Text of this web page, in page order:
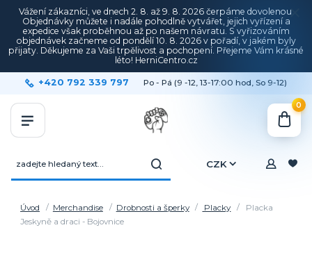
Vážení zákazníci, ve dnech 2. 8. až 9. 8. 2026 čerpáme dovolenou.
Objednávky můžete i nadále pohodlně vytvářet, jejich vyřízení a
expedice však proběhnou až po našem návratu. S vyřizováním
objednávek začneme od pondělí 10. 8. 2026 v pořadí, v jakém byly
přijaty. Děkujeme za Vaši trpělivost a pochopení. Přejeme Vám krásné
léto! HerniCentro.cz
CZK
+420 792 339 797 Po - Pá (9 -12, 13-17:00 hod, So 9-12)
0
Úvod Merchandise Drobnosti a šperky Placky
Placka
Jeskyně a draci - Bojovnice